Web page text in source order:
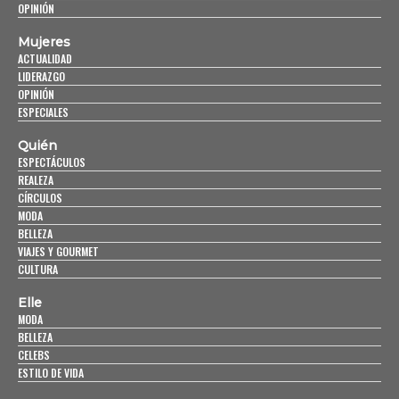
OPINIÓN
Mujeres
ACTUALIDAD
LIDERAZGO
OPINIÓN
ESPECIALES
Quién
ESPECTÁCULOS
REALEZA
CÍRCULOS
MODA
BELLEZA
VIAJES Y GOURMET
CULTURA
Elle
MODA
BELLEZA
CELEBS
ESTILO DE VIDA